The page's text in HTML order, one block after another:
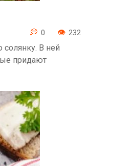
0 232
солянку. В ней
придают